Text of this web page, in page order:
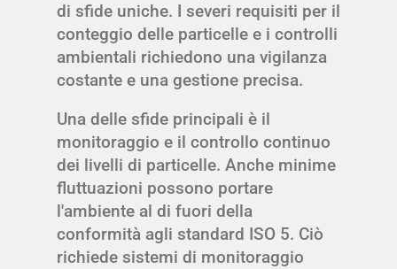
di sfide uniche. I severi requisiti per il
conteggio delle particelle e i controlli
ambientali richiedono una vigilanza
costante e una gestione precisa.
Una delle sfide principali è il
monitoraggio e il controllo continuo
dei livelli di particelle. Anche minime
fluttuazioni possono portare
l'ambiente al di fuori della
conformità agli standard ISO 5. Ciò
richiede sistemi di monitoraggio